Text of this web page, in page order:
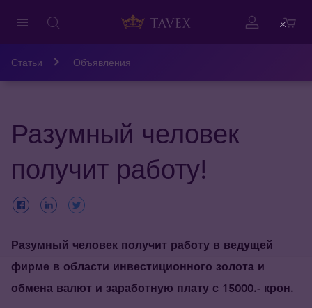
Статьи Объявления
Разумный человек
получит работу!
Разумный человек получит работу в ведущей
фирме в области инвестиционного золота и
обмена валют и заработную плату с 15000.- крон.
Close